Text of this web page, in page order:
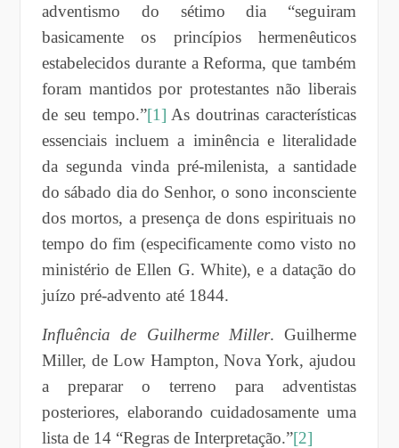
adventismo do sétimo dia “seguiram
basicamente os princípios hermenêuticos
estabelecidos durante a Reforma, que também
foram mantidos por protestantes não liberais
de seu tempo.”[1] As doutrinas características
essenciais incluem a iminência e literalidade
da segunda vinda pré-milenista, a santidade
do sábado dia do Senhor, o sono inconsciente
dos mortos, a presença de dons espirituais no
tempo do fim (especificamente como visto no
ministério de Ellen G. White), e a datação do
juízo pré-advento até 1844.
Influência de Guilherme Miller. Guilherme
Miller, de Low Hampton, Nova York, ajudou
a preparar o terreno para adventistas
posteriores, elaborando cuidadosamente uma
lista de 14 “Regras de Interpretação.”[2]